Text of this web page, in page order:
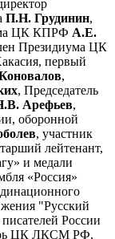
П.Н. Грудинин,
ЦК КПРФ А.Е.
Президиума ЦК
первый
,
, Председатель
Арефьев,
оборонной
, участник
лейтенант,
и медали
«Россия»
"Русский
России
ЦК ЛКСМ РФ,